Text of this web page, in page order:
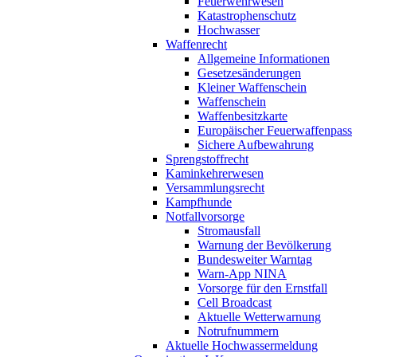
Katastrophenschutz
Hochwasser
Waffenrecht
Allgemeine Informationen
Gesetzesänderungen
Kleiner Waffenschein
Waffenschein
Waffenbesitzkarte
Europäischer Feuerwaffenpass
Sichere Aufbewahrung
Sprengstoffrecht
Kaminkehrerwesen
Versammlungsrecht
Kampfhunde
Notfallvorsorge
Stromausfall
Warnung der Bevölkerung
Bundesweiter Warntag
Warn-App NINA
Vorsorge für den Ernstfall
Cell Broadcast
Aktuelle Wetterwarnung
Notrufnummern
Aktuelle Hochwassermeldung